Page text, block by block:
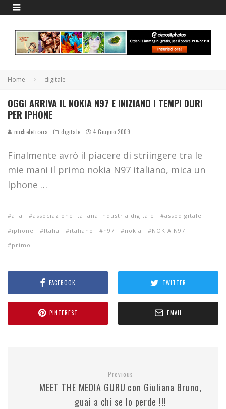
Home digitale
OGGI ARRIVA IL NOKIA N97 E INIZIANO I TEMPI DURI
PER IPHONE
micheleficara digitale 4 Giugno 2009
Finalmente avrò il piacere di striingere tra le
mie mani il primo nokia N97 italiano, mica un
Iphone …
alia associazione italiana industria digitale
assodigitale
iphone
Italia italiano n97 nokia
NOKIA N97
primo
FACEBOOK TWITTER
PINTEREST EMAIL
Previous
MEET THE MEDIA GURU con Giuliana Bruno,
guai a chi se lo perde !!!